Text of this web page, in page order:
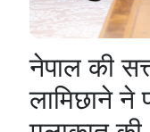
नेपाल की
लामिछाने ने